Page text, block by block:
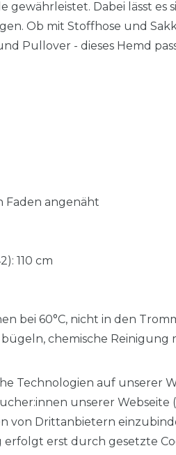
Dabei lässt es
Ob mit Stoffhose und
Pullover - dieses Hemd
Faden angenäht
110 cm
bei 60°C, nicht in den
chemische Reinigung
Technologien auf unserer
unserer Webseite
von Drittanbietern
erst durch gesetzte